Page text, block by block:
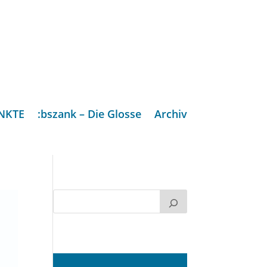
:bszank – Die Glosse Archiv